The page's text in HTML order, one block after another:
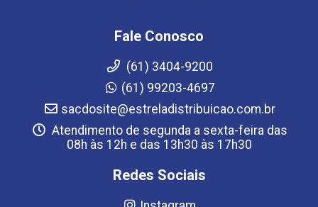
Fale Conosco
(61) 3404-9200
(61) 99203-4697
sacdosite@estreladistribuicao.com.br
Atendimento de segunda a sexta-feira das
08h às 12h e das 13h30 às 17h30
Redes Sociais